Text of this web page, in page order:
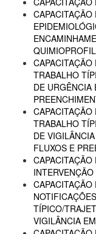
TRABALHO
DE URGÊNCIA
TRABALHO
DE
FLUXOS E
INTERVENÇÃO
TÍPICO/
VIGILÂNCIA